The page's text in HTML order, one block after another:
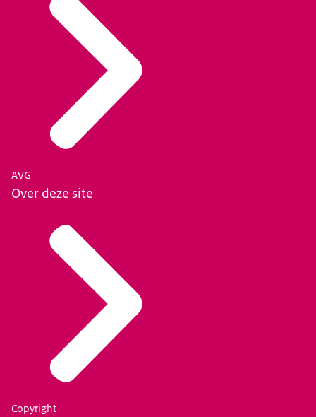
AVG
Over deze site
Copyright